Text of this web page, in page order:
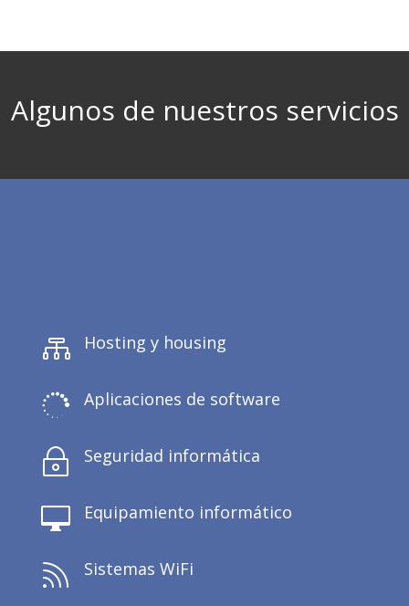
Algunos de nuestros servicios
 Hosting y housing
 Aplicaciones de software
~ Seguridad informática
 Equipamiento informático
 Sistemas WiFi